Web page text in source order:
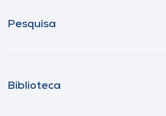
Pesquisa
Biblioteca